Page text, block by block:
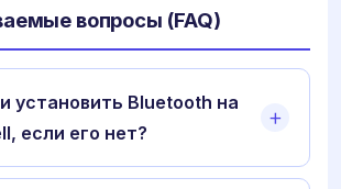
вопросы (FAQ)
установить Bluetooth на
если его нет?